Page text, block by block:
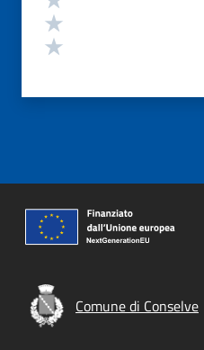
Comune di Conselve